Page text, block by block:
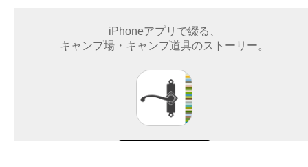
iPhoneアプリで綴る、
キャンプ場・キャンプ道具のストーリー。